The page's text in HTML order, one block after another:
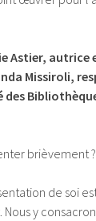
Astier, autrice
Missiroli,
des
brièvement ?
de soi
Nous y